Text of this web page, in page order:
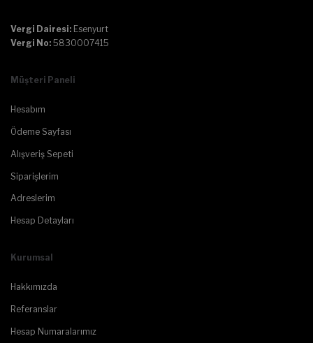
Vergi Dairesi: Esenyurt
Vergi No: 5830007415
Müşteri Paneli
Hesabım
Ödeme Sayfası
Alışveriş Sepeti
Siparişlerim
Adreslerim
Hesap Detayları
Kurumsal
Hakkımızda
Referanslar
Hesap Numaralarımız